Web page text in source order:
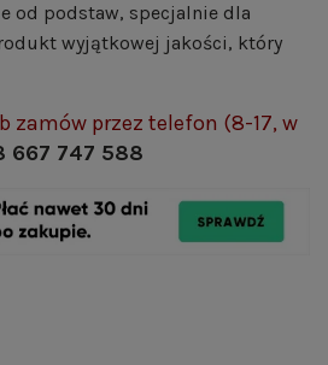
od podstaw, specjalnie dla
wyjątkowej jakości, który
zamów przez telefon (8-17, w
667 747 588